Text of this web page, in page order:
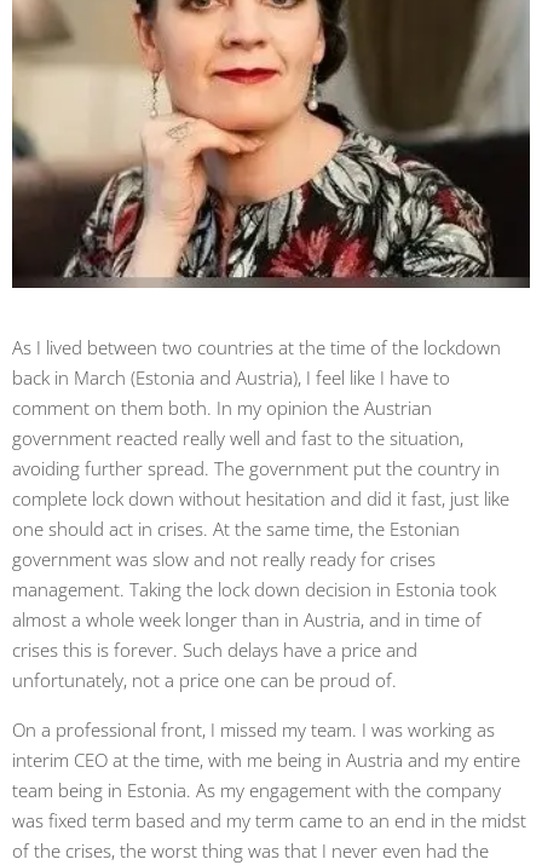
As I lived between two countries at the time of the lockdown
back in March (Estonia and Austria), I feel like I have to
comment on them both. In my opinion the Austrian
government reacted really well and fast to the situation,
avoiding further spread. The government put the country in
complete lock down without hesitation and did it fast, just like
one should act in crises. At the same time, the Estonian
government was slow and not really ready for crises
management. Taking the lock down decision in Estonia took
almost a whole week longer than in Austria, and in time of
crises this is forever. Such delays have a price and
unfortunately, not a price one can be proud of.
On a professional front, I missed my team. I was working as
interim CEO at the time, with me being in Austria and my entire
team being in Estonia. As my engagement with the company
was fixed term based and my term came to an end in the midst
of the crises, the worst thing was that I never even had the